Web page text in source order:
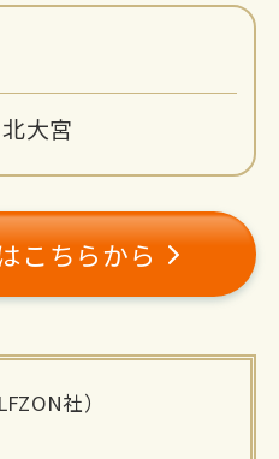
大宮
こちらから
社）